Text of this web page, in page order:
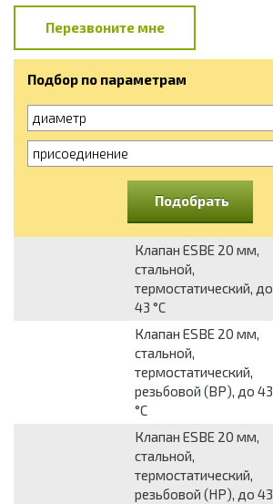
Перезвоните мне
Подбор по параметрам
диаметр
присоединение
Подобрать
Клапан ESBE 20 мм,
стальной,
термостатический, до
43 °С
Клапан ESBE 20 мм,
стальной,
термостатический,
резьбовой (ВР), до 43
°С
Клапан ESBE 20 мм,
стальной,
термостатический,
резьбовой (НР), до 43